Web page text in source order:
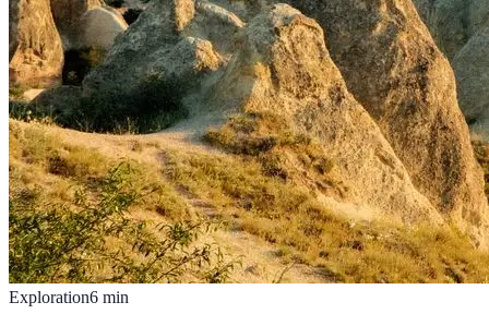
Exploration6 min